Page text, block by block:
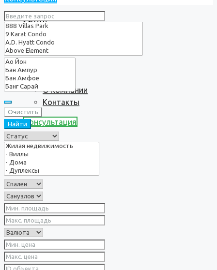
Услуги
О нас
О Компании
Контакты
Консультация
Очистить
Найти